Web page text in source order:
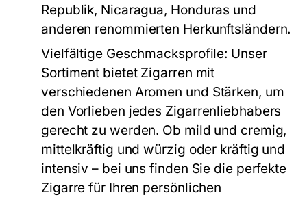
Republik, Nicaragua, Honduras und
anderen renommierten Herkunftsländern.
Vielfältige Geschmacksprofile: Unser
Sortiment bietet Zigarren mit
verschiedenen Aromen und Stärken, um
den Vorlieben jedes Zigarrenliebhabers
gerecht zu werden. Ob mild und cremig,
mittelkräftig und würzig oder kräftig und
intensiv – bei uns finden Sie die perfekte
Zigarre für Ihren persönlichen